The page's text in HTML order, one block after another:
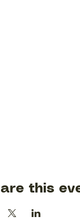
this